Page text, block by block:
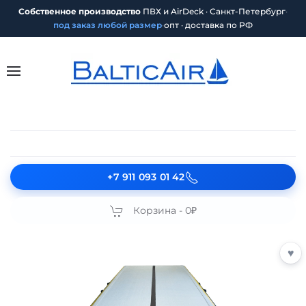
Собственное производство ПВХ и AirDeck · Санкт-Петербург·
под заказ любой размер·опт · доставка по РФ
+7 911 093 01 42
Корзина - 0₽
♥